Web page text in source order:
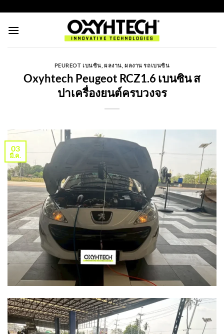
ไป
ยัง
เนื้อหา
PEUREOT เบนซิน ,ผลงาน ,ผลงาน รถเบนซิน
Oxyhtech Peugeot RCZ1.6 เบนซิน ส
ปาเครื่องยนต์ครบวงจร
03
มี.ค.